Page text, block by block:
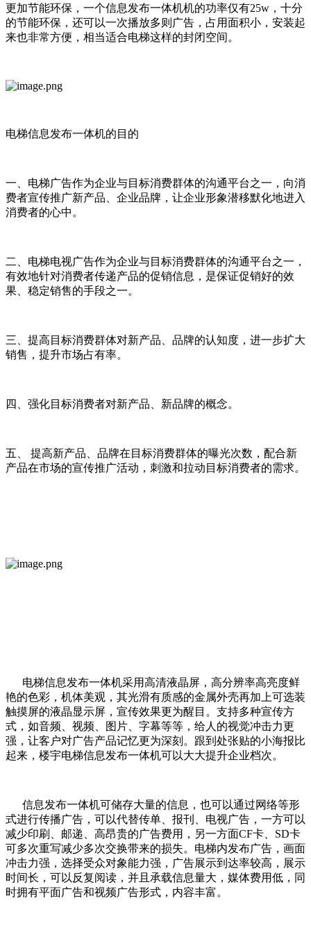
更加节能环保，一个信息发布一体机机的功率仅有25w，十分
的节能环保，还可以一次播放多则广告，占用面积小，安装起
来也非常方便，相当适合电梯这样的封闭空间。
电梯信息发布一体机的目的
一、电梯广告作为企业与目标消费群体的沟通平台之一，向消
费者宣传推广新产品、企业品牌，让企业形象潜移默化地进入
消费者的心中。
二、电梯电视广告作为企业与目标消费群体的沟通平台之一，
有效地针对消费者传递产品的促销信息，是保证促销好的效
果、稳定销售的手段之一。
三、提高目标消费群体对新产品、品牌的认知度，进一步扩大
销售，提升市场占有率。
四、强化目标消费者对新产品、新品牌的概念。
五、 提高新产品、品牌在目标消费群体的曝光次数，配合新
产品在市场的宣传推广活动，刺激和拉动目标消费者的需求。
电梯信息发布一体机采用高清液晶屏，高分辨率高亮度鲜
艳的色彩，机体美观，其光滑有质感的金属外壳再加上可选装
触摸屏的液晶显示屏，宣传效果更为醒目。支持多种宣传方
式，如音频、视频、图片、字幕等等，给人的视觉冲击力更
强，让客户对广告产品记忆更为深刻。跟到处张贴的小海报比
起来，楼宇电梯信息发布一体机可以大大提升企业档次。
信息发布一体机可储存大量的信息，也可以通过网络等形
式进行传播广告，可以代替传单、报刊、电视广告，一方可以
减少印刷、邮递、高昂贵的广告费用，另一方面CF卡、SD卡
可多次重写减少多次交换带来的损失。电梯内发布广告，画面
冲击力强，选择受众对象能力强，广告展示到达率较高，展示
时间长，可以反复阅读，并且承载信息量大，媒体费用低，同
时拥有平面广告和视频广告形式，内容丰富。